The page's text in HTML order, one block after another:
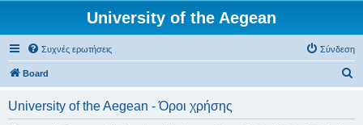
University of the Aegean
Συχνές ερωτήσεις Σύνδεση
Board
University of the Aegean - Όροι χρήσης